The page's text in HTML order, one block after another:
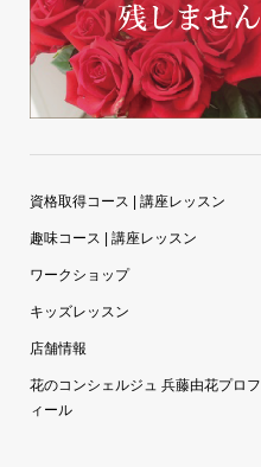
資格取得コース | 講座レッスン
趣味コース | 講座レッスン
ワークショップ
キッズレッスン
店舗情報
花のコンシェルジュ 兵藤由花プロフ
ィール